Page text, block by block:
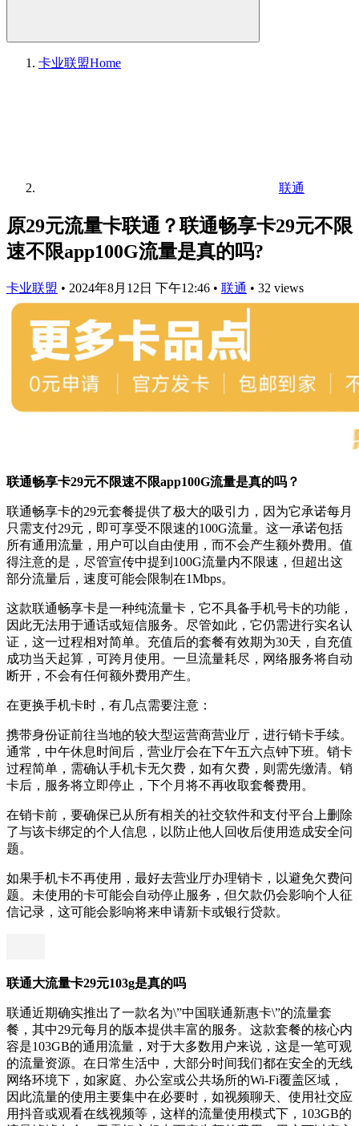
卡业联盟Home
联通
原29元流量卡联通？联通畅享卡29元不限
速不限app100G流量是真的吗?
卡业联盟 • 2024年8月12日 下午12:46 • 联通 • 32 views
联通畅享卡29元不限速不限app100G流量是真的吗？
联通畅享卡的29元套餐提供了极大的吸引力，因为它承诺每月
只需支付29元，即可享受不限速的100G流量。这一承诺包括
所有通用流量，用户可以自由使用，而不会产生额外费用。值
得注意的是，尽管宣传中提到100G流量内不限速，但超出这
部分流量后，速度可能会限制在1Mbps。
这款联通畅享卡是一种纯流量卡，它不具备手机号卡的功能，
因此无法用于通话或短信服务。尽管如此，它仍需进行实名认
证，这一过程相对简单。充值后的套餐有效期为30天，自充值
成功当天起算，可跨月使用。一旦流量耗尽，网络服务将自动
断开，不会有任何额外费用产生。
在更换手机卡时，有几点需要注意：
携带身份证前往当地的较大型运营商营业厅，进行销卡手续。
通常，中午休息时间后，营业厅会在下午五六点钟下班。销卡
过程简单，需确认手机卡无欠费，如有欠费，则需先缴清。销
卡后，服务将立即停止，下个月将不再收取套餐费用。
在销卡前，要确保已从所有相关的社交软件和支付平台上删除
了与该卡绑定的个人信息，以防止他人回收后使用造成安全问
题。
如果手机卡不再使用，最好去营业厅办理销卡，以避免欠费问
题。未使用的卡可能会自动停止服务，但欠款仍会影响个人征
信记录，这可能会影响将来申请新卡或银行贷款。
联通大流量卡29元103g是真的吗
联通近期确实推出了一款名为\”中国联通新惠卡\”的流量套
餐，其中29元每月的版本提供丰富的服务。这款套餐的核心内
容是103GB的通用流量，对于大多数用户来说，这是一笔可观
的流量资源。在日常生活中，大部分时间我们都在安全的无线
网络环境下，如家庭、办公室或公共场所的Wi-Fi覆盖区域，
因此流量的使用主要集中在必要时，如视频聊天、使用社交应
用抖音或观看在线视频等，这样的流量使用模式下，103GB的